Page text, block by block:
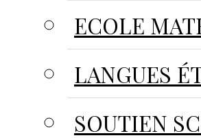
ECOLE
LANGUES
SOUTIEN